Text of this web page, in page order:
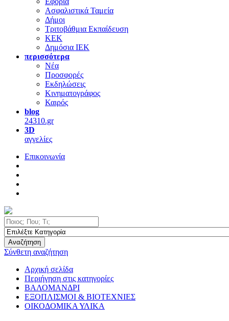
Ασφαλιστικά Ταμεία
Δήμοι
Τριτοβάθμια Εκπαίδευση
ΚΕΚ
Δημόσια ΙΕΚ
περισσότερα
Νέα
Προσφορές
Εκδηλώσεις
Κινηματογράφος
Καιρός
blog
24310.gr
3D
αγγελίες
Επικοινωνία
Αναζήτηση
Σύνθετη αναζήτηση
Αρχική σελίδα
Περιήγηση στις κατηγορίες
ΒΑΛΟΜΑΝΔΡΙ
ΕΞΟΠΛΙΣΜΟΙ & ΒΙΟΤΕΧΝΙΕΣ
ΟΙΚΟΔΟΜΙΚΑ ΥΛΙΚΑ